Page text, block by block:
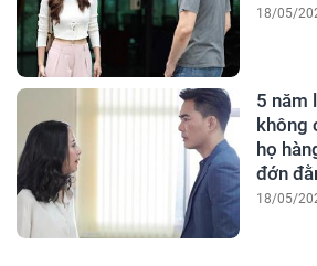
18/05/
5 năm
không
họ
đớn
18/05/